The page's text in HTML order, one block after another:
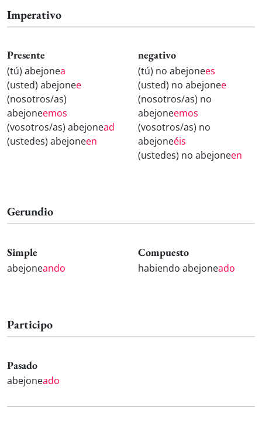
Imperativo
Presente
(tú) abejonea
(usted) abejonee
(nosotros/as)
abejoneemos
(vosotros/as) abejonead
(ustedes) abejoneen
negativo
(tú) no abejonees
(usted) no abejonee
(nosotros/as) no
abejoneemos
(vosotros/as) no
abejoneéis
(ustedes) no abejoneen
Gerundio
Simple
abejoneando
Compuesto
habiendo abejoneado
Participo
Pasado
abejoneado